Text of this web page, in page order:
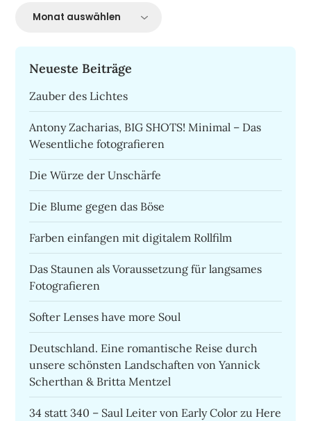
Neueste Beiträge
Zauber des Lichtes
Antony Zacharias, BIG SHOTS! Minimal – Das
Wesentliche fotografieren
Die Würze der Unschärfe
Die Blume gegen das Böse
Farben einfangen mit digitalem Rollfilm
Das Staunen als Voraussetzung für langsames
Fotografieren
Softer Lenses have more Soul
Deutschland. Eine romantische Reise durch
unsere schönsten Landschaften von Yannick
Scherthan & Britta Mentzel
34 statt 340 – Saul Leiter von Early Color zu Here